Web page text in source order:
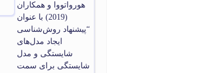
هورواتووا و همکاران
(2019) با عنوان
“پیشنهاد روش‌شناسی
ایجاد مدل‌های
شایستگی و مدل
شایستگی برای سمت